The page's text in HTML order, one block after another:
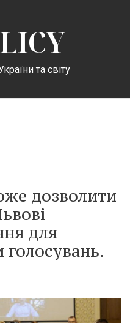
та світу
дозволити
для